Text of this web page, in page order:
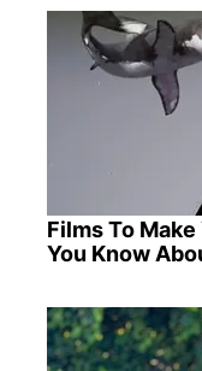
Films To
You Know